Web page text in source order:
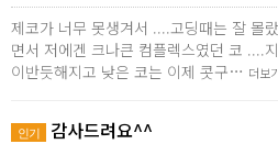
제코가 너무 못생겨서 ....고딩때는 잘 몰
면서 저에겐 크나큰 컴플렉스였던 코 ....
이반듯해지고 낮은 코는 이제 콧구… 더보
인기 감사드려요^^